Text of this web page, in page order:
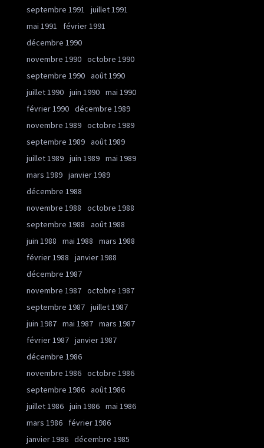
septembre 1991
juillet 1991
mai 1991
février 1991
décembre 1990
novembre 1990 octobre 1990
septembre 1990 août 1990
juillet 1990 juin 1990 mai 1990
février 1990 décembre 1989
novembre 1989 octobre 1989
septembre 1989 août 1989
juillet 1989 juin 1989 mai 1989
mars 1989 janvier 1989
décembre 1988
novembre 1988
octobre 1988
septembre 1988
août 1988
juin 1988
mai 1988
mars 1988
février 1988
janvier 1988
décembre 1987
novembre 1987 octobre 1987
septembre 1987 juillet 1987
juin 1987 mai 1987 mars 1987
février 1987 janvier 1987
décembre 1986
novembre 1986 octobre 1986
septembre 1986 août 1986
juillet 1986 juin 1986 mai 1986
mars 1986
février 1986
janvier 1986 décembre 1985